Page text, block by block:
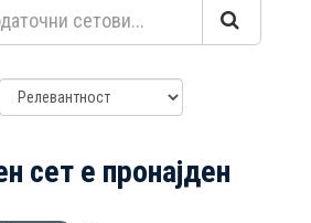
сет е пронајден